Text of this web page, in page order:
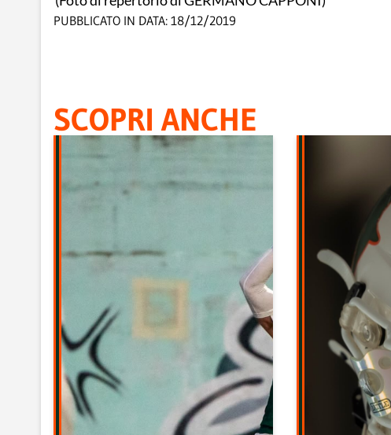
PUBBLICATO IN DATA: 18/12/2019
SCOPRI ANCHE